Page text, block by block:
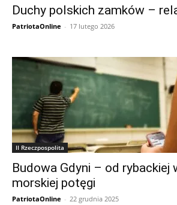
Duchy polskich zamków –
PatriotaOnline - 17 lutego 2026
II Rzeczpospolita
Budowa Gdyni – od rybackiej
morskiej potęgi
PatriotaOnline - 22 grudnia 2025